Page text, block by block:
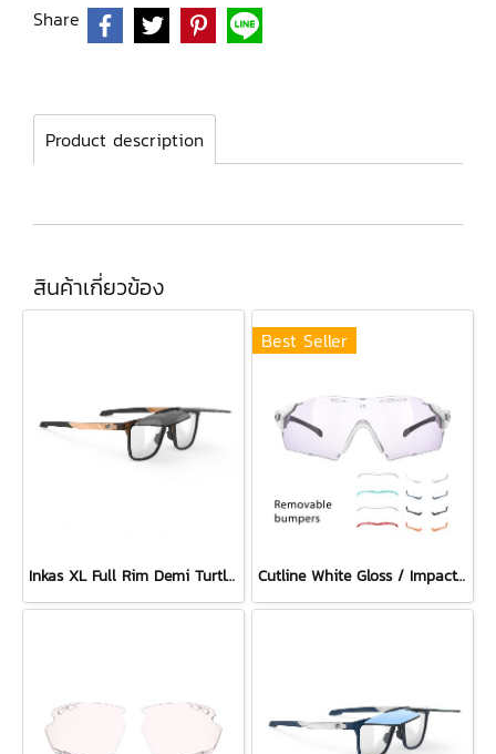
Share
Product description
สินค้าเกี่ยวข้อง
Inkas XL Full Rim Demi Turtle - Smoke Black
Best Seller
Cutline White Gloss / ImpactX Photochromic 2 Laser Purple with bumpers set